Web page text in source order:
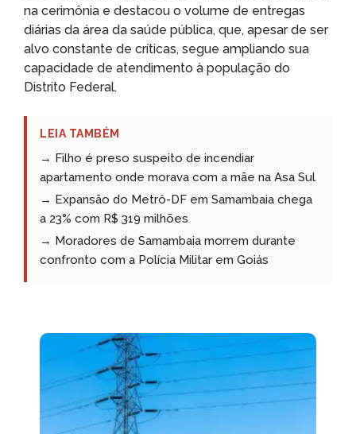
na cerimônia e destacou o volume de entregas
diárias da área da saúde pública, que, apesar de ser
alvo constante de críticas, segue ampliando sua
capacidade de atendimento à população do
Distrito Federal.
LEIA TAMBÉM
→ Filho é preso suspeito de incendiar
apartamento onde morava com a mãe na Asa Sul
→ Expansão do Metrô-DF em Samambaia chega
a 23% com R$ 319 milhões
→ Moradores de Samambaia morrem durante
confronto com a Polícia Militar em Goiás